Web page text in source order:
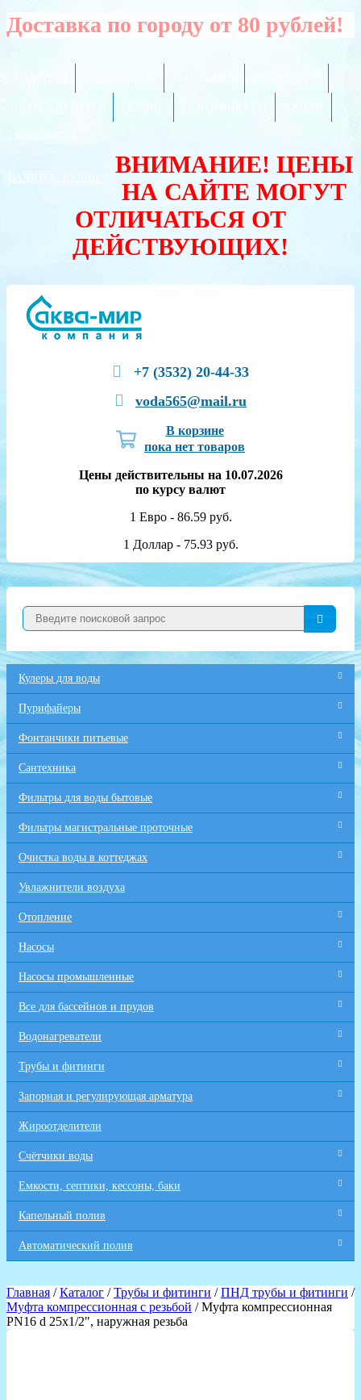
Доставка по городу от 80 рублей!
ВАЛЮТА:
ВНИМАНИЕ! ЦЕНЫ
НА САЙТЕ МОГУТ
ОТЛИЧАТЬСЯ ОТ
ДЕЙСТВУЮЩИХ!
+7 (3532) 20-44-33
voda565@mail.ru
В корзине
пока нет товаров
Цены действительны на 10.07.2026
по курсу валют
1 Евро - 86.59 руб.
1 Доллар - 75.93 руб.
Кулеры для воды
Пурифайеры
Фонтанчики питьевые
Сантехника
Фильтры для воды бытовые
Фильтры магистральные проточные
Очистка воды в коттеджах
Увлажнители воздуха
Отопление
Насосы
Насосы промышленные
Все для бaссейнов и прудов
Водонагреватели
Трубы и фитинги
Запорная и регулирующая арматура
Жироотделители
Счётчики воды
Емкости, септики, кессоны, баки
Капельный полив
Автоматический полив
Главная /Каталог /Трубы и фитинги /ПНД трубы и фитинги /
Муфта компрессионная с резьбой / Муфта компрессионная
PN16 d 25x1/2", наружная резьба